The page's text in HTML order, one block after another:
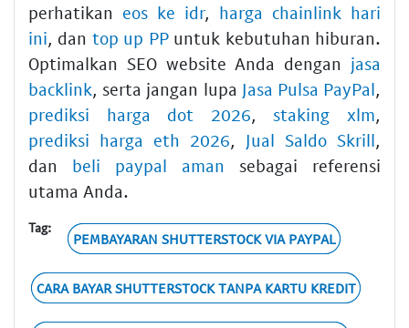
perhatikan eos ke idr, harga chainlink hari
ini, dan top up PPuntuk kebutuhan hiburan.
Optimalkan SEO website Anda dengan jasa
backlink, serta jangan lupa Jasa Pulsa PayPal,
prediksi harga dot 2026,staking xlm,
prediksi harga eth 2026, Jual Saldo Skrill,
dan beli paypal aman sebagai referensi
utama Anda.
Tag:
PEMBAYARAN SHUTTERSTOCK VIA PAYPAL
CARA BAYAR SHUTTERSTOCK TANPA KARTU KREDIT